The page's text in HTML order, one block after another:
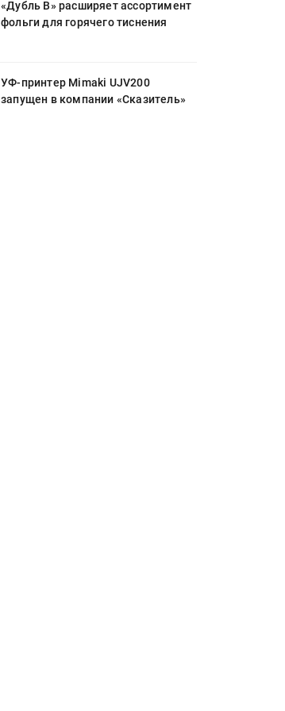
«Дубль В» расширяет ассортимент
фольги для горячего тиснения
УФ-принтер Mimaki UJV200
запущен в компании «Сказитель»